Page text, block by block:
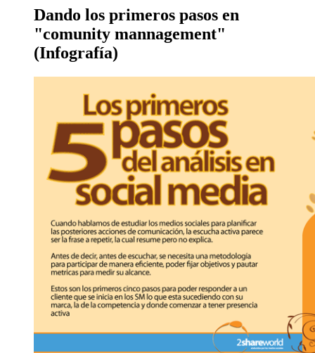
Dando los primeros pasos en
"comunity mannagement"
(Infografía)